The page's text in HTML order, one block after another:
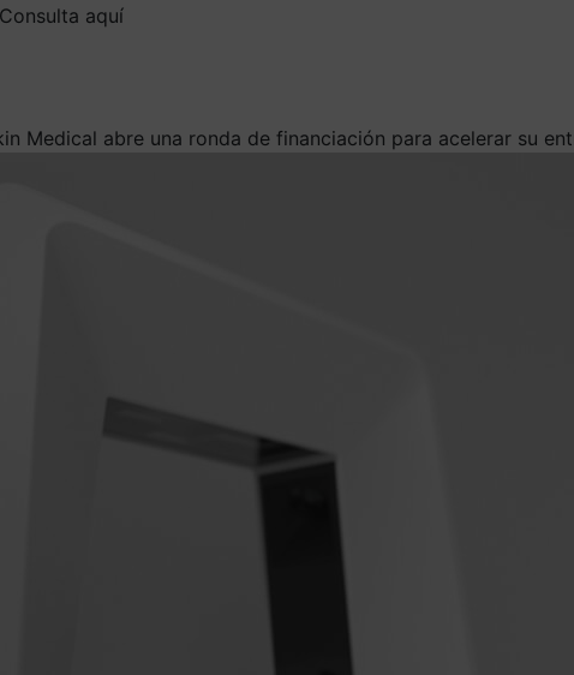
Consulta aquí
Medical abre una ronda de financiación para acelerar su